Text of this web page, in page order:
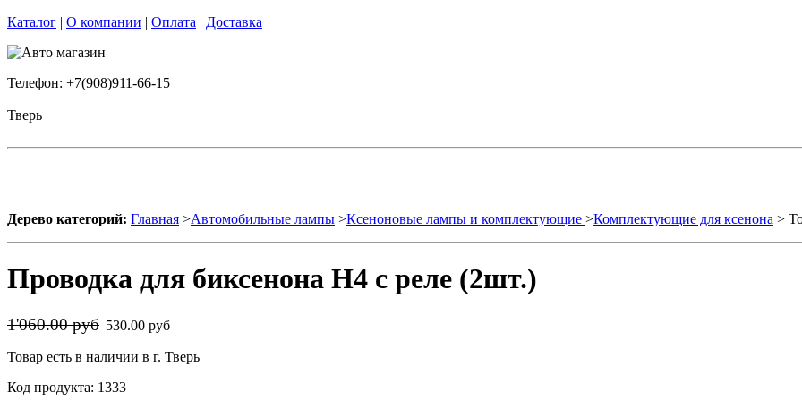
Каталог | О компании | Оплата | Доставка
Телефон: +7(908)911-66-15
Тверь
Дерево категорий: Главная >Автомобильные лампы >Ксеноновые лампы и комплектующие >Комплектующие для ксенона >
Проводка для биксенона H4 с реле (2шт.)
1'060.00 руб 530.00 руб
Товар есть в наличии в г. Тверь
Код продукта: 1333